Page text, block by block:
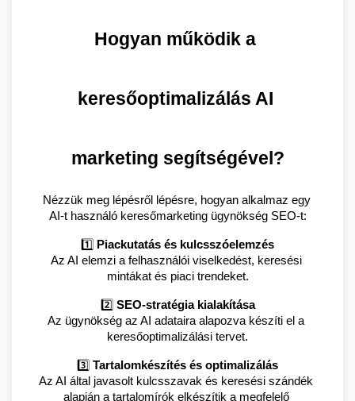
Hogyan működik a
keresőoptimalizálás AI
marketing segítségével?
Nézzük meg lépésről lépésre, hogyan alkalmaz egy
AI-t használó keresőmarketing ügynökség SEO-t:
1️⃣ Piackutatás és kulcsszóelemzés
Az AI elemzi a felhasználói viselkedést, keresési
mintákat és piaci trendeket.
2️⃣ SEO-stratégia kialakítása
Az ügynökség az AI adataira alapozva készíti el a
keresőoptimalizálási tervet.
3️⃣ Tartalomkészítés és optimalizálás
Az AI által javasolt kulcsszavak és keresési szándék
alapján a tartalomírók elkészítik a megfelelő